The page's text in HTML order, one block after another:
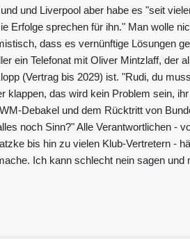
und Liverpool aber habe es "seit
Erfolge sprechen für ihn." Man wolle
dass es vernünftige Lösungen
ein Telefonat mit Oliver Mintzlaff, der
(Vertrag bis 2029) ist. "Rudi, du
klappen, das wird kein Problem sein,
Debakel und dem Rücktritt von
noch Sinn?" Alle Verantwortlichen -
bis hin zu vielen Klub-Vertretern -
Ich kann schlecht nein sagen und